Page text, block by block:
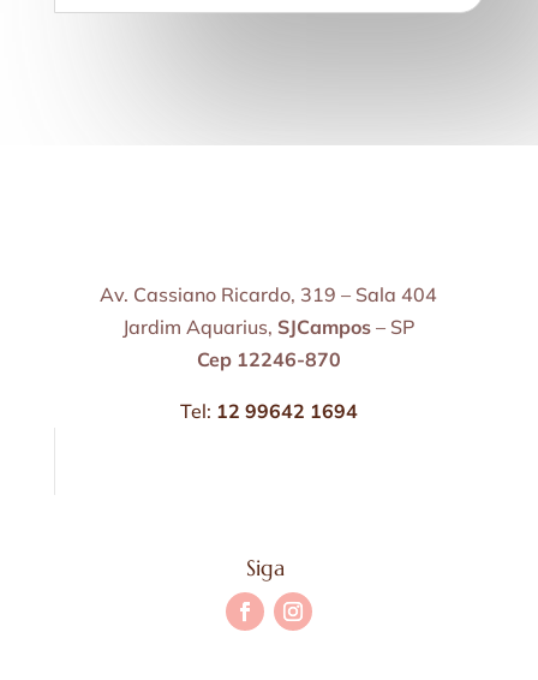
Av. Cassiano Ricardo, 319 – Sala 404
Jardim Aquarius, SJCampos – SP
Cep 12246-870
Tel: 12 99642 1694
Siga